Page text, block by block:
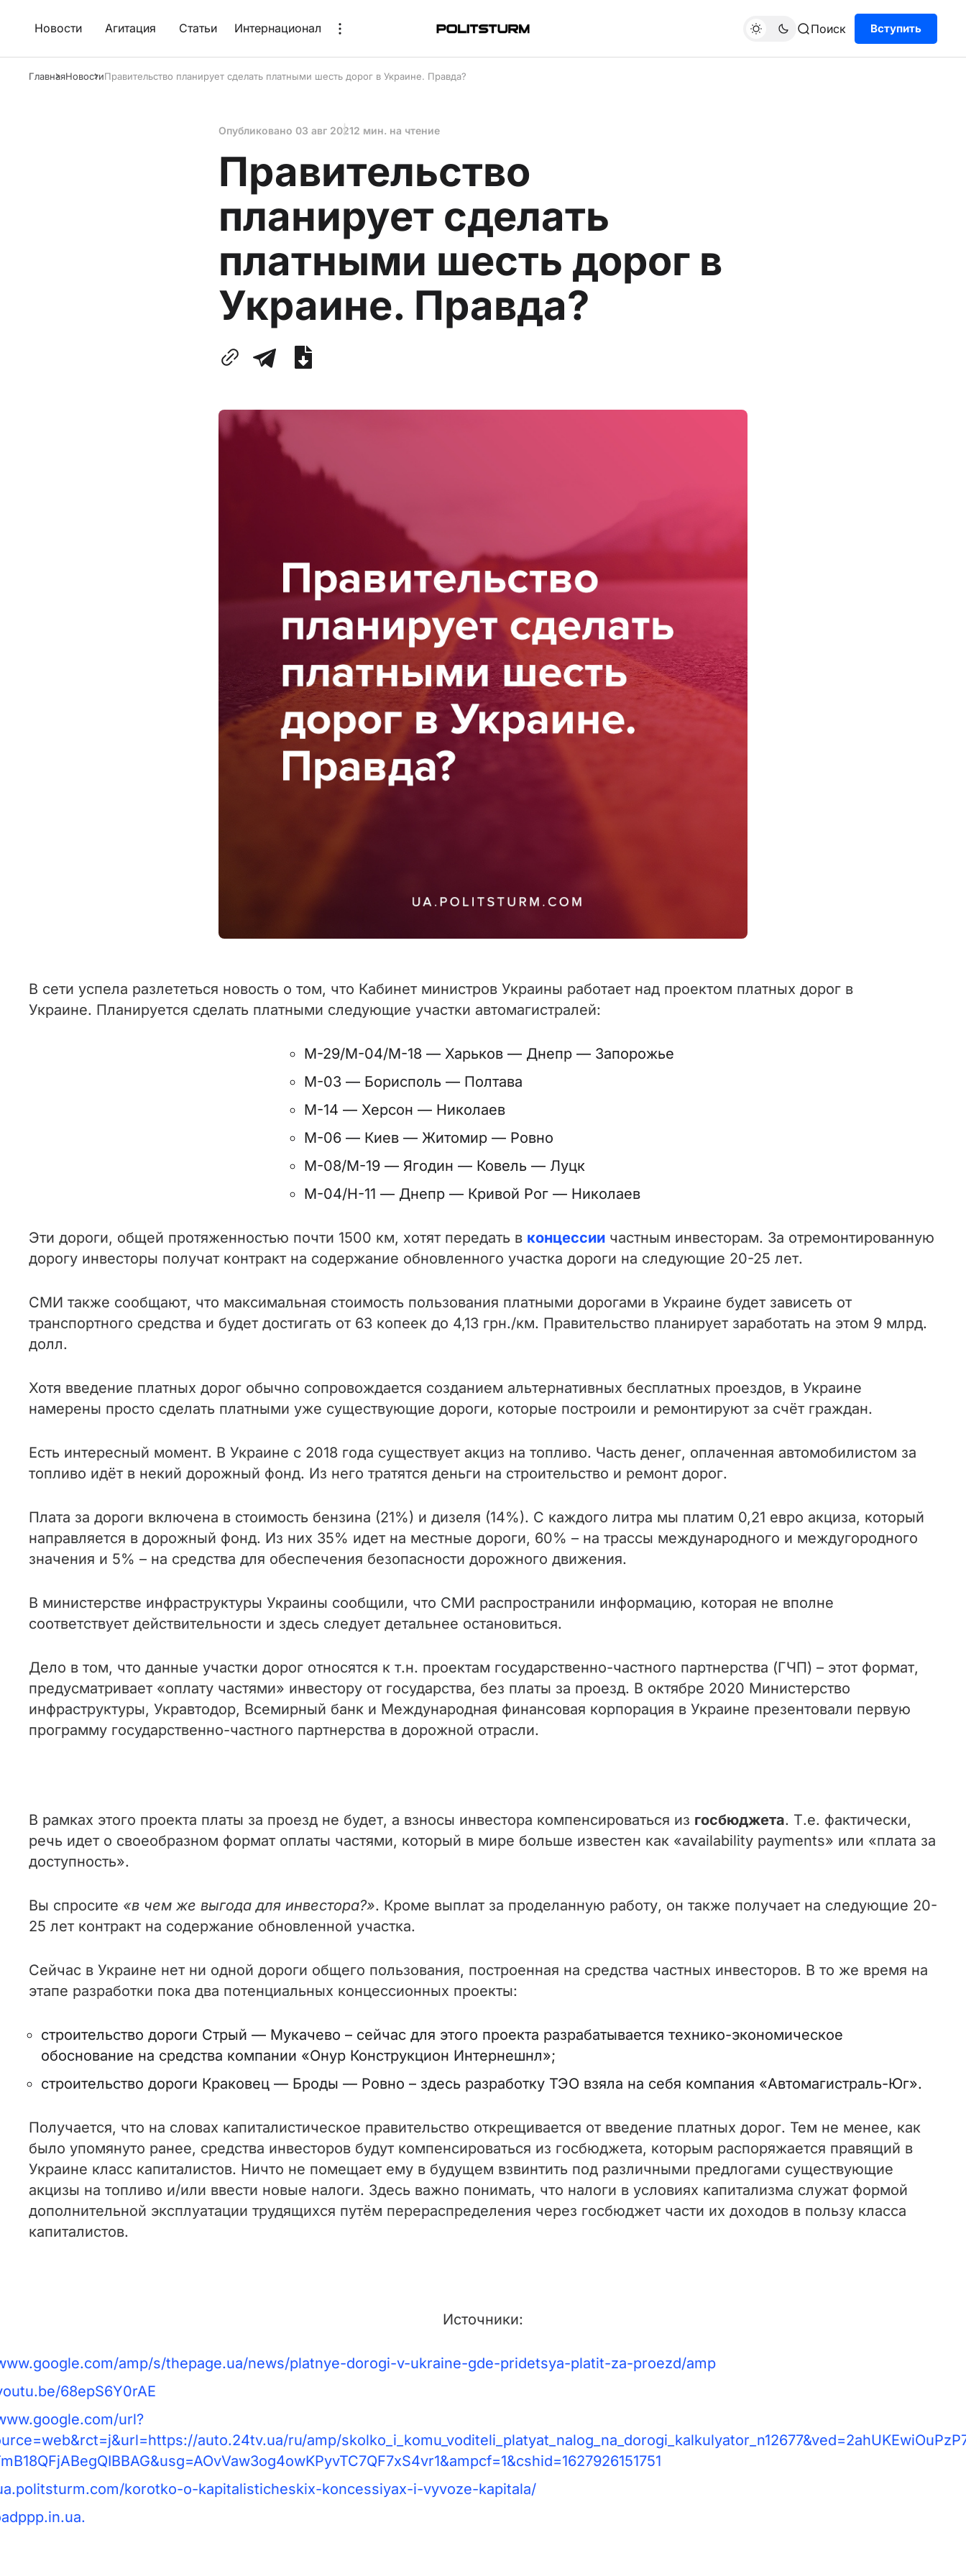
Новости Агитация Статьи Интернационал Поиск Вступить
ГлавнаяНовостиПравительство планирует сделать платными шесть дорог в Украине. Правда?
Опубликовано 03 авг 20212 мин. на чтение
Правительство
планирует сделать
платными шесть дорог в
Украине. Правда?
В сети успела разлететься новость о том, что Кабинет министров Украины работает над проектом платных дорог в
Украине. Планируется сделать платными следующие участки автомагистралей:
M-29/M-04/M-18 — Харьков — Днепр — Запорожье
M-03 — Борисполь — Полтава
M-14 — Херсон — Николаев
M-06 — Киев — Житомир — Ровно
M-08/M-19 — Ягодин — Ковель — Луцк
M-04/H-11 — Днепр — Кривой Рог — Николаев
Эти дороги, общей протяженностью почти 1500 км, хотят передать в концессии частным инвесторам. За отремонтированную
дорогу инвесторы получат контракт на содержание обновленного участка дороги на следующие 20-25 лет.
СМИ также сообщают, что максимальная стоимость пользования платными дорогами в Украине будет зависеть от
транспортного средства и будет достигать от 63 копеек до 4,13 грн./км. Правительство планирует заработать на этом 9 млрд.
долл.
Хотя введение платных дорог обычно сопровождается созданием альтернативных бесплатных проездов, в Украине
намерены просто сделать платными уже существующие дороги, которые построили и ремонтируют за счёт граждан.
Есть интересный момент. В Украине с 2018 года существует акциз на топливо. Часть денег, оплаченная автомобилистом за
топливо идёт в некий дорожный фонд. Из него тратятся деньги на строительство и ремонт дорог.
Плата за дороги включена в стоимость бензина (21%) и дизеля (14%). С каждого литра мы платим 0,21 евро акциза, который
направляется в дорожный фонд. Из них 35% идет на местные дороги, 60% – на трассы международного и междугородного
значения и 5% – на средства для обеспечения безопасности дорожного движения.
В министерстве инфраструктуры Украины сообщили, что СМИ распространили информацию, которая не вполне
соответствует действительности и здесь следует детальнее остановиться.
Дело в том, что данные участки дорог относятся к т.н. проектам государственно-частного партнерства (ГЧП) – этот формат,
предусматривает «оплату частями» инвестору от государства, без платы за проезд. В октябре 2020 Министерство
инфраструктуры, Укравтодор, Всемирный банк и Международная финансовая корпорация в Украине презентовали первую
программу государственно-частного партнерства в дорожной отрасли.
В рамках этого проекта платы за проезд не будет, а взносы инвестора компенсироваться из госбюджета. Т.е. фактически,
речь идет о своеобразном формат оплаты частями, который в мире больше известен как «availability payments» или «плата за
доступность».
Вы спросите «в чем же выгода для инвестора?». Кроме выплат за проделанную работу, он также получает на следующие 20-
25 лет контракт на содержание обновленной участка.
Сейчас в Украине нет ни одной дороги общего пользования, построенная на средства частных инвесторов. В то же время на
этапе разработки пока два потенциальных концессионных проекты:
строительство дороги Стрый — Мукачево – сейчас для этого проекта разрабатывается технико-экономическое
обоснование на средства компании «Онур Конструкцион Интернешнл»;
строительство дороги Краковец — Броды — Ровно – здесь разработку ТЭО взяла на себя компания «Автомагистраль-Юг».
Получается, что на словах капиталистическое правительство открещивается от введение платных дорог. Тем не менее, как
было упомянуто ранее, средства инвесторов будут компенсироваться из госбюджета, которым распоряжается правящий в
Украине класс капиталистов. Ничто не помещает ему в будущем взвинтить под различными предлогами существующие
акцизы на топливо и/или ввести новые налоги. Здесь важно понимать, что налоги в условиях капитализма служат формой
дополнительной эксплуатации трудящихся путём перераспределения через госбюджет части их доходов в пользу класса
капиталистов.
Источники:
amp/s/thepage.ua/news/platnye-dorogi-v-ukraine-gde-pridetsya-platit-za-proezd/amp
68epS6Y0rAE
url?
auto.24tv.ua/ru/amp/
korotko-o-kapitalisticheskix-koncessiyax-i-vyvoze-kapitala/